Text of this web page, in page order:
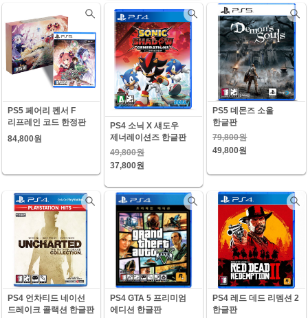
PS5 페어리 펜서 F
리프레인 코드 한정판
84,800원
PS4 소닉 X 섀도우
제너레이션즈 한글판
49,800원
37,800원
PS5 데몬즈 소울
한글판
79,800원
49,800원
PS4 언차티드 네이선
드레이크 콜랙션 한글판
PS4 GTA 5 프리미엄
에디션 한글판
PS4 레드 데드 리뎀션 2
한글판